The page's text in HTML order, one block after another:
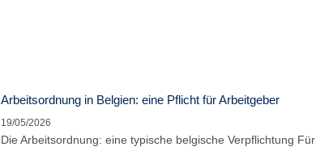
Arbeitsordnung in Belgien: eine Pflicht für Arbeitgeber
19/05/2026
Die Arbeitsordnung: eine typische belgische Verpflichtung Für